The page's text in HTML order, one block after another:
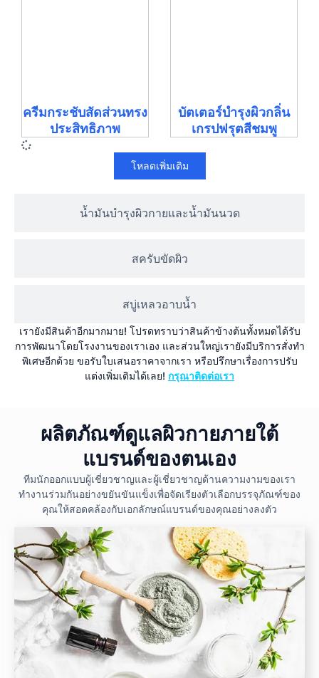
น้ำมันบำรุงผิวกายและน้ำมันนวด
สครับขัดผิว
สบู่เหลวอาบน้ำ
ครีมกระชับสัดส่วนทรง
ประสิทธิภาพ
บัตเตอร์บำรุงผิวกลิ่น
เกรปฟรุตสีชมพู
โหลดเพิ่มเติม
เรายังมีสินค้าอีกมากมาย! โปรดทราบว่าสินค้าข้างต้นทั้งหมดได้รับ
การพัฒนาโดยโรงงานของเราเอง และส่วนใหญ่เรายังมีบริการสั่งทำ
พิเศษอีกด้วย ขอรับใบเสนอราคาจากเรา หรือปรึกษาเรื่องการปรับ
แต่งเพิ่มเติมได้เลย! กรุณาติดต่อเรา
ผลิตภัณฑ์ดูแลผิวกายภายใต้
แบรนด์ของตนเอง
ทีมนักออกแบบผู้เชี่ยวชาญและผู้เชี่ยวชาญด้านความงามของเรา
ทำงานร่วมกันอย่างขยันขันแข็งเพื่อจัดเรียงตัวเลือกบรรจุภัณฑ์ของ
คุณให้สอดคล้องกับเอกลักษณ์แบรนด์ของคุณอย่างลงตัว